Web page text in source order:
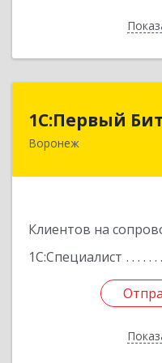
1С:Первый
Воронеж
Клиентов на
1С:Специалист
394006,